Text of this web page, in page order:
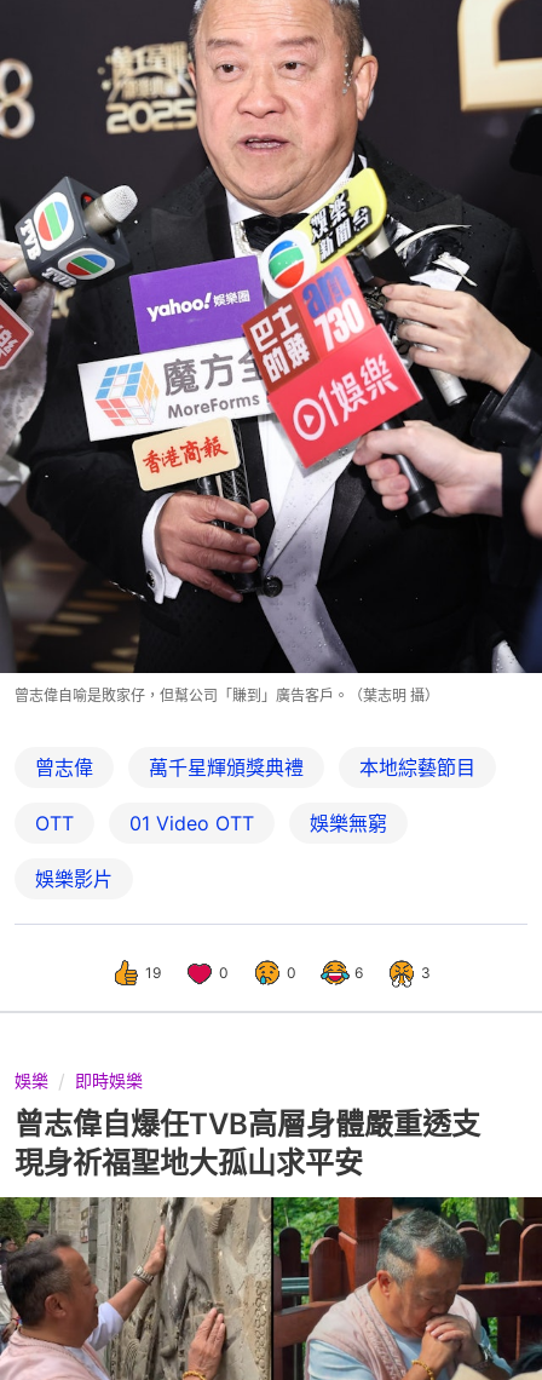
曾志偉自喻是敗家仔，但幫公司「賺到」廣告客戶。（葉志明 攝）
曾志偉 萬千星輝頒獎典禮 本地綜藝節目
OTT 01‌ ‌Video‌ ‌OTT 娛樂無窮
娛樂影片
19 0 0 6 3
娛樂 即時娛樂
曾志偉自爆任TVB高層身體嚴重透支
現身祈福聖地大孤山求平安